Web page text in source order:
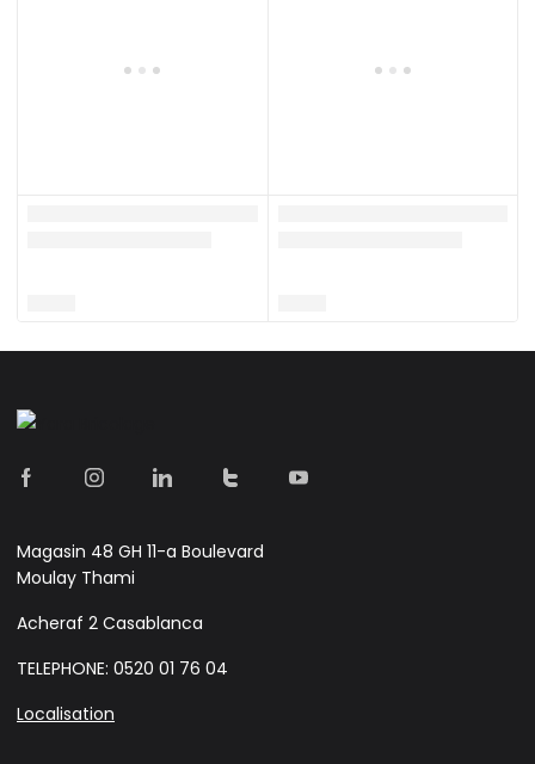
Magasin 48 GH 11-a Boulevard
Moulay Thami
Acheraf 2 Casablanca
TELEPHONE: 0520 01 76 04
Localisation